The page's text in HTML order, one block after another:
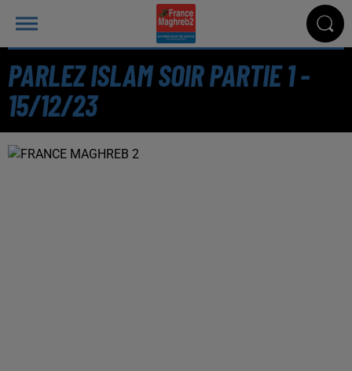
PARLEZ ISLAM SOIR PARTIE 1 -
15/12/23